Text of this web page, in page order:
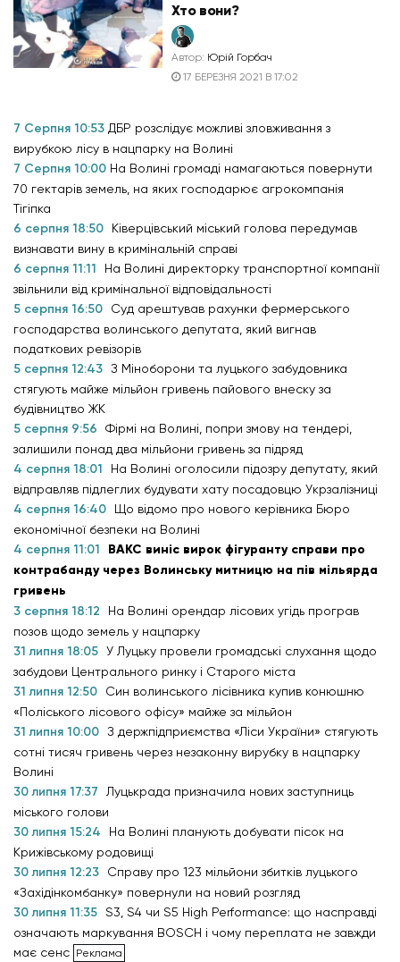
Хто вони?
Автор: Юрій Горбач
17 БЕРЕЗНЯ 2021 В 17:02
7 Серпня 10:53 ДБР розслідує можливі зловживання з
вирубкою лісу в нацпарку на Волині
7 Серпня 10:00 На Волині громаді намагаються повернути
70 гектарів земель, на яких господарює агрокомпанія
Тігіпка
6 серпня 18:50
Ківерцівський міський голова передумав
визнавати вину в кримінальній справі
6 серпня 11:11
На Волині директорку транспортної компанії
звільнили від кримінальної відповідальності
5 серпня 16:50
Суд арештував рахунки фермерського
господарства волинського депутата, який вигнав
податкових ревізорів
5 серпня 12:43 З Міноборони та луцького забудовника
стягують майже мільйон гривень пайового внеску за
будівництво ЖК
5 серпня 9:56
Фірмі на Волині, попри змову на тендері,
залишили понад два мільйони гривень за підряд
4 серпня 18:01
На Волині оголосили підозру депутату, який
відправляв підлеглих будувати хату посадовцю Укрзалізниці
4 серпня 16:40
Що відомо про нового керівника Бюро
економічної безпеки на Волині
4 серпня 11:01
ВАКС виніс вирок фігуранту справи про
контрабанду через Волинську митницю на пів мільярда
гривень
3 серпня 18:12
На Волині орендар лісових угідь програв
позов щодо земель у нацпарку
31 липня 18:05 У Луцьку провели громадські слухання щодо
забудови Центрального ринку і Старого міста
31 липня 12:50
Син волинського лісівника купив конюшню
«Поліського лісового офісу» майже за мільйон
31 липня 10:00 З держпідприємства «Ліси України» стягують
сотні тисяч гривень через незаконну вирубку в нацпарку
Волині
30 липня 17:37
Луцькрада призначила нових заступниць
міського голови
30 липня 15:24
На Волині планують добувати пісок на
Крижівському родовищі
30 липня 12:23
Справу про 123 мільйони збитків луцького
«Західінкомбанку» повернули на новий розгляд
30 липня 11:35 S3, S4 чи S5 High Performance: що насправді
означають маркування BOSCH і чому переплата не завжди
має сенс